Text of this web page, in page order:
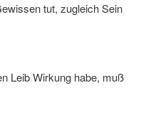
tut, zugleich Sein
Leib Wirkung habe, muß